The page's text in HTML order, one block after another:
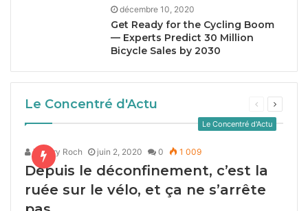
décembre 10, 2020
Get Ready for the Cycling Boom
— Experts Predict 30 Million
Bicycle Sales by 2030
Le Concentré d'Actu
Le Concentré d'Actu
Thierry Roch juin 2, 2020 0 1 009
Depuis le déconfinement, c’est la
ruée sur le vélo, et ça ne s’arrête